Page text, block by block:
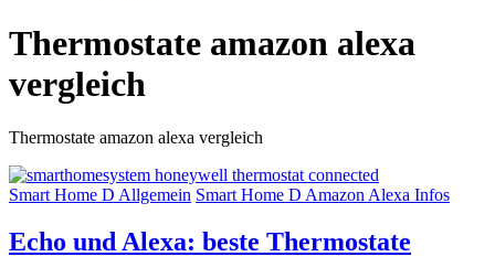
Thermostate amazon alexa
vergleich
Thermostate amazon alexa vergleich
Smart Home D Allgemein Smart Home D Amazon Alexa Infos
Echo und Alexa: beste Thermostate